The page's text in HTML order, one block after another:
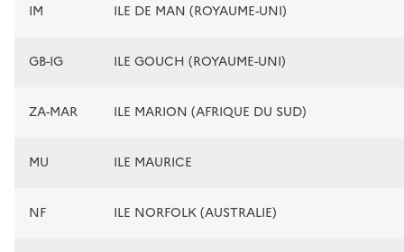
IM ILE DE MAN (ROYAUME-UNI)
GB-IG ILE GOUCH (ROYAUME-UNI)
ZA-MAR ILE MARION (AFRIQUE DU SUD)
MU ILE MAURICE
NF ILE NORFOLK (AUSTRALIE)